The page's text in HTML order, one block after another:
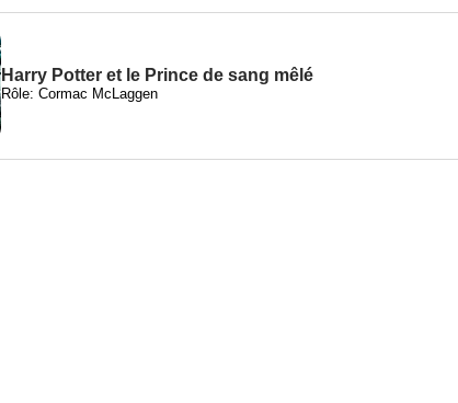
Harry Potter et le Prince de sang mêlé
Rôle: Cormac McLaggen